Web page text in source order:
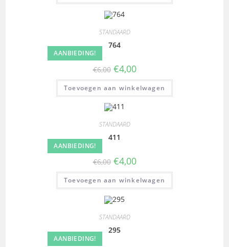
AANBIEDING!
STANDAARD
764
€6,00 €4,00
Toevoegen aan winkelwagen
AANBIEDING!
STANDAARD
411
€6,00 €4,00
Toevoegen aan winkelwagen
AANBIEDING!
STANDAARD
295